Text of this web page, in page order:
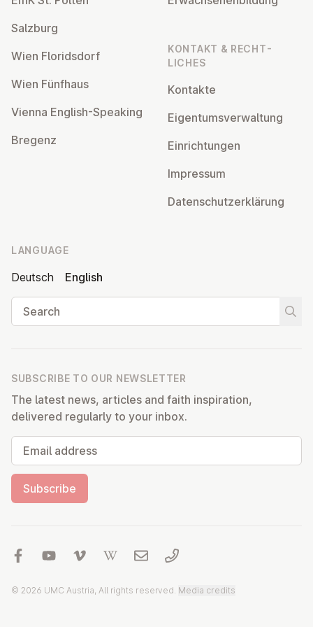
Salzburg
Wien Flor­idsdorf
Wien Fünfhaus
Vienna English-Speaking
Bregenz
KONTAKT & RECHT­
LICHES
Kontakte
Ei­gentums­ver­wal­tung
Ein­rich­tun­gen
Impressum
Datens­chutzerklärung
LANGUAGE
Deutsch
English
Search
SUBSCRIBE TO OUR NEWSLETTER
The latest news, articles and faith inspiration,
delivered regularly to your inbox.
Email address
Subscribe
© 2026 UMC Austria, All rights reserved. Media credits